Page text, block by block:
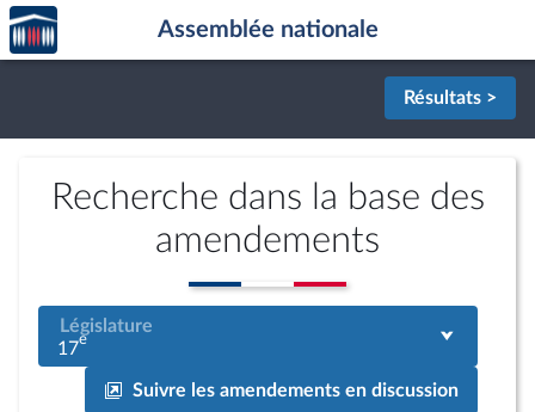
Aller au contenu
Aller en bas de la page
Accèder
à la
page
Assemblée nationale
Résultats >
Recherche dans la base des
amendements
Législature
17e
Suivre les amendements en discussion